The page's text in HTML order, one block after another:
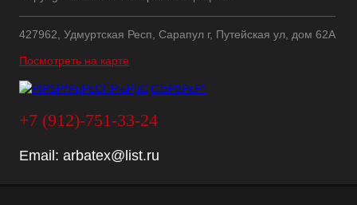
427962, Удмуртская Респ, Сарапул г, Путейская ул, дом 62А
Посмотреть на карте
+7 (912)-751-33-24
Email: arbatex@list.ru